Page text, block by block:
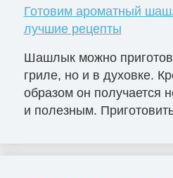
Готовим ароматный
лучшие рецепты
Шашлык можно
гриле, но и в духовке.
образом он получается
и полезным.